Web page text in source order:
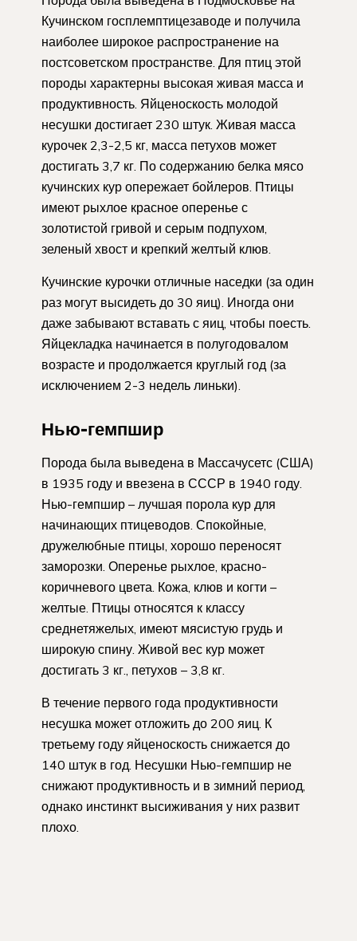
Кучинском госплемптицезаводе и получила
наиболее широкое распространение на
постсоветском пространстве. Для птиц этой
породы характерны высокая живая масса и
продуктивность. Яйценоскость молодой
несушки достигает 230 штук. Живая масса
курочек 2,3-2,5 кг, масса петухов может
достигать 3,7 кг. По содержанию белка мясо
кучинских кур опережает бойлеров. Птицы
имеют рыхлое красное оперенье с
золотистой гривой и серым подпухом,
зеленый хвост и крепкий желтый клюв.
Кучинские курочки отличные наседки (за один
раз могут высидеть до 30 яиц). Иногда они
даже забывают вставать с яиц, чтобы поесть.
Яйцекладка начинается в полугодовалом
возрасте и продолжается круглый год (за
исключением 2-3 недель линьки).
Нью-гемпшир
Порода была выведена в Массачусетс (США)
в 1935 году и ввезена в СССР в 1940 году.
Нью-гемпшир – лучшая порола кур для
начинающих птицеводов. Спокойные,
дружелюбные птицы, хорошо переносят
заморозки. Оперенье рыхлое, красно-
коричневого цвета. Кожа, клюв и когти –
желтые. Птицы относятся к классу
среднетяжелых, имеют мясистую грудь и
широкую спину. Живой вес кур может
достигать 3 кг., петухов – 3,8 кг.
В течение первого года продуктивности
несушка может отложить до 200 яиц. К
третьему году яйценоскость снижается до
140 штук в год. Несушки Нью-гемпшир не
снижают продуктивность и в зимний период,
однако инстинкт высиживания у них развит
плохо.